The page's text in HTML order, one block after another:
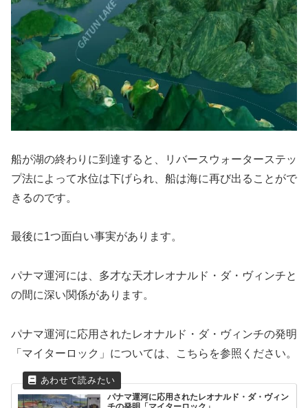
船が湖の終わりに到達すると、リバースウォーターステッ
プ法によって水位は下げられ、船は海に再び出ることがで
きるのです。
最後に1つ面白い事実があります。
パナマ運河には、多才な天才レオナルド・ダ・ヴィンチと
の間に深い関係があります。
パナマ運河に応用されたレオナルド・ダ・ヴィンチの発明
「マイターロック」については、こちらを参照ください。
パナマ運河に応用されたレオナルド・ダ・ヴィン